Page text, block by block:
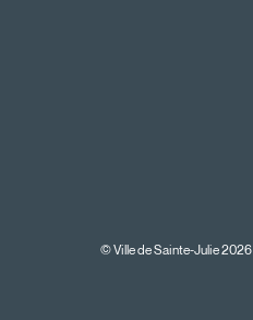
© Ville de Sainte-Julie 2026